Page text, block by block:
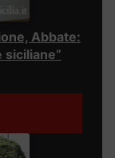
Abbate: